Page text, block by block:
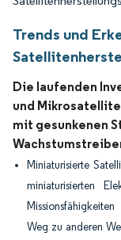
Trends und
Die laufenden
und
mit gesunkenen
Miniaturisierte
miniaturisierten
Weg zu anderen